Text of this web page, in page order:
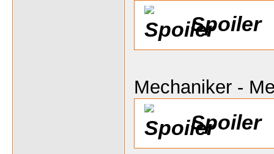
Spoiler
Mechaniker -
Spoiler